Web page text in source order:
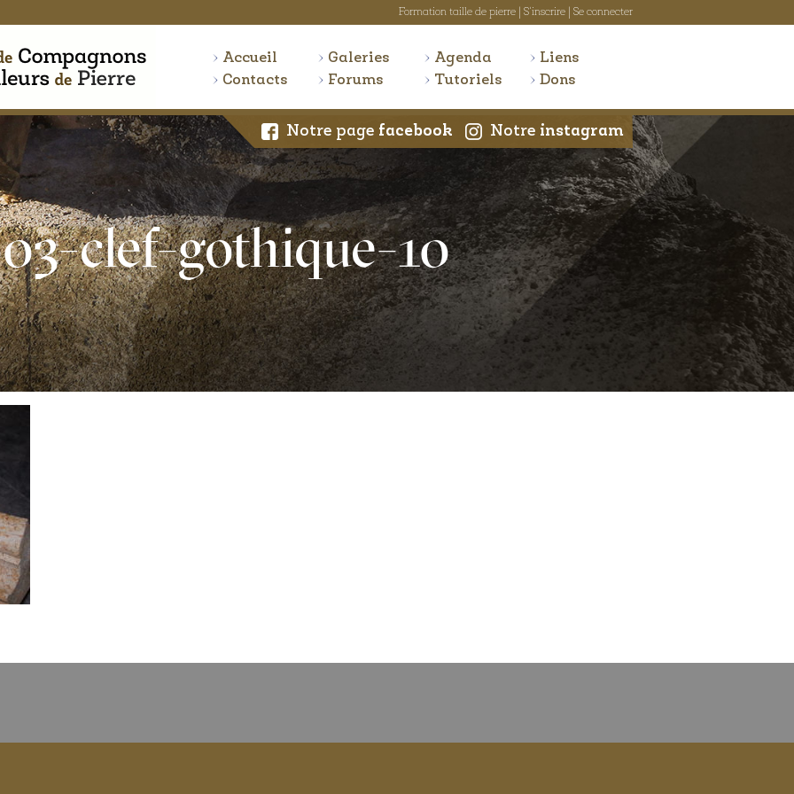
Formation taille de pierre S'inscrire Se connecter
Accueil Galeries Agenda
Liens
Contacts
Forums Tutoriels Dons
Notre page facebook Notre instagram
clef-gothique-10